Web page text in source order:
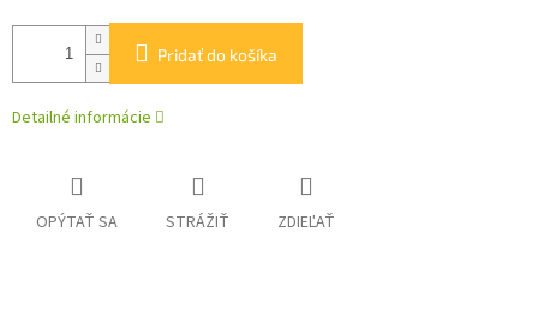
Pridať do košíka
Detailné informácie
OPÝTAŤ SA STRÁŽIŤ ZDIEĽAŤ